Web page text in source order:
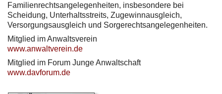
Familienrechtsangelegenheiten, insbesondere bei
Scheidung, Unterhaltsstreits, Zugewinnausgleich,
Versorgungsausgleich und Sorgerechtsangelegenheiten.
Mitglied im Anwaltsverein
www.anwaltverein.de
Mitglied im Forum Junge Anwaltschaft
www.davforum.de